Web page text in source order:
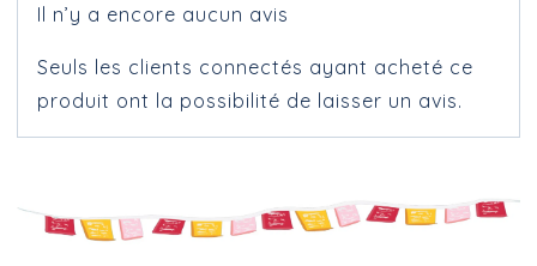
Il n’y a encore aucun avis
Seuls les clients connectés ayant acheté ce
produit ont la possibilité de laisser un avis.